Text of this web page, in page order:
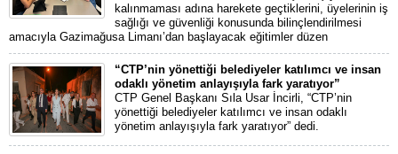
kalınmaması adına harekete geçtiklerini, üyelerinin iş
sağlığı ve güvenliği konusunda bilinçlendirilmesi
amacıyla Gazimağusa Limanı’dan başlayacak eğitimler düzen
“CTP’nin yönettiği belediyeler katılımcı ve insan
odaklı yönetim anlayışıyla fark yaratıyor”
CTP Genel Başkanı Sıla Usar İncirli, “CTP’nin
yönettiği belediyeler katılımcı ve insan odaklı
yönetim anlayışıyla fark yaratıyor” dedi.